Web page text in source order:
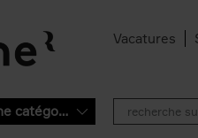
Vacatures
Sélectionnez une catégorie